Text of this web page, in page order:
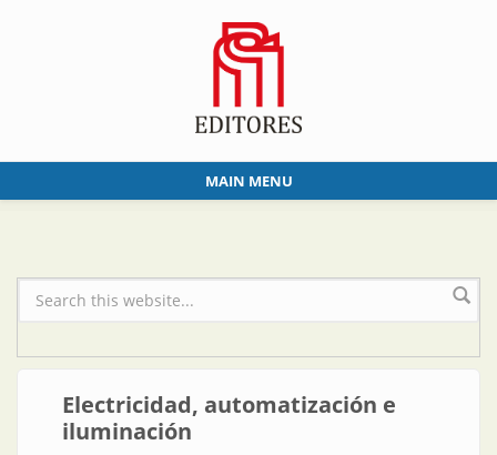
MAIN MENU
Formulario de búsqueda
Electricidad, automatización e
iluminación